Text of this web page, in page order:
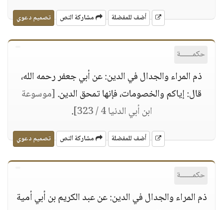
أضف للمفضلة مشاركة النص تصميم دعوي
حكمــــــة
ذم المراء والجدال في الدين: عن أبي جعفر رحمه الله،
قال: إياكم والخصومات، فإنها تمحق الدين.[موسوعة
ابن أبي الدنيا 4 / 323]
.
أضف للمفضلة مشاركة النص تصميم دعوي
حكمــــــة
ذم المراء والجدال في الدين: عن عبد الكريم بن أبي أمية